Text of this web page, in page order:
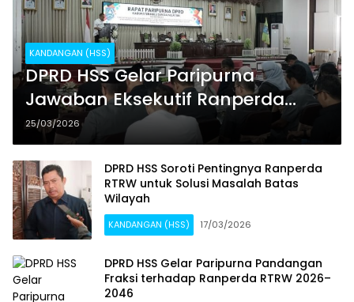
KANDANGAN (HSS)
DPRD HSS Gelar Paripurna
Jawaban Eksekutif Ranperda
RTRW 2026-2046
25/03/2026
DPRD HSS Soroti Pentingnya Ranperda
RTRW untuk Solusi Masalah Batas
Wilayah
KANDANGAN (HSS) 17/03/2026
DPRD HSS Gelar Paripurna Pandangan
Fraksi terhadap Ranperda RTRW 2026–
2046